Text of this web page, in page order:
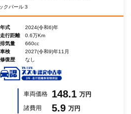
クパール３
年式
2024(令和6)年
走行距離
0.6万Km
排気量
660cc
車検
2027(令和9)年11月
修復歴
なし
車両価格 148.1 万円
諸費用
5.9 万円